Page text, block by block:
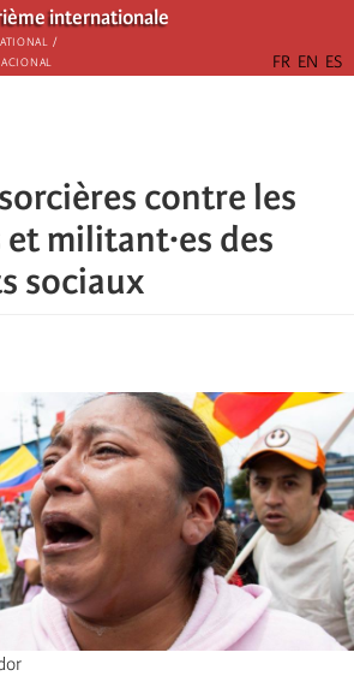
internationale
/
contre les
militant·es des
sociaux